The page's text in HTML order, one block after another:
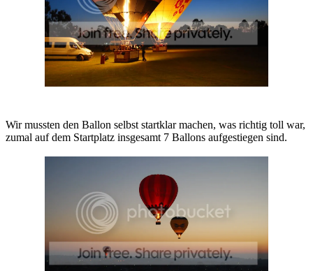
Wir mussten den Ballon selbst startklar machen, was richtig toll war,
zumal auf dem Startplatz insgesamt 7 Ballons aufgestiegen sind.